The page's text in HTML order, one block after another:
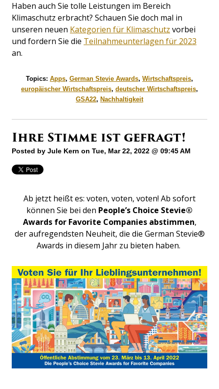
Haben auch Sie tolle Leistungen im Bereich
Klimaschutz erbracht? Schauen Sie doch mal in
unseren neuen Kategorien für Klimaschutz vorbei
und fordern Sie die Teilnahmeunterlagen für 2023
an.
Topics: Apps, German Stevie Awards, Wirtschaftspreis,
europäischer Wirtschaftspreis, deutscher Wirtschaftspreis,
GSA22, Nachhaltigkeit
Ihre Stimme ist gefragt!
Posted by Jule Kern on Tue, Mar 22, 2022 @ 09:45 AM
Ab jetzt heißt es: voten, voten, voten! Ab sofort
können Sie bei den People’s Choice Stevie®
Awards for Favorite Companies abstimmen,
der aufregendsten Neuheit, die die German Stevie®
Awards in diesem Jahr zu bieten haben.